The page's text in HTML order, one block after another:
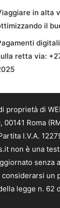
in alta
il
retta via:
proprietà di
00141 Roma
I.V.A.
non è una
senza
un
legge n. 62